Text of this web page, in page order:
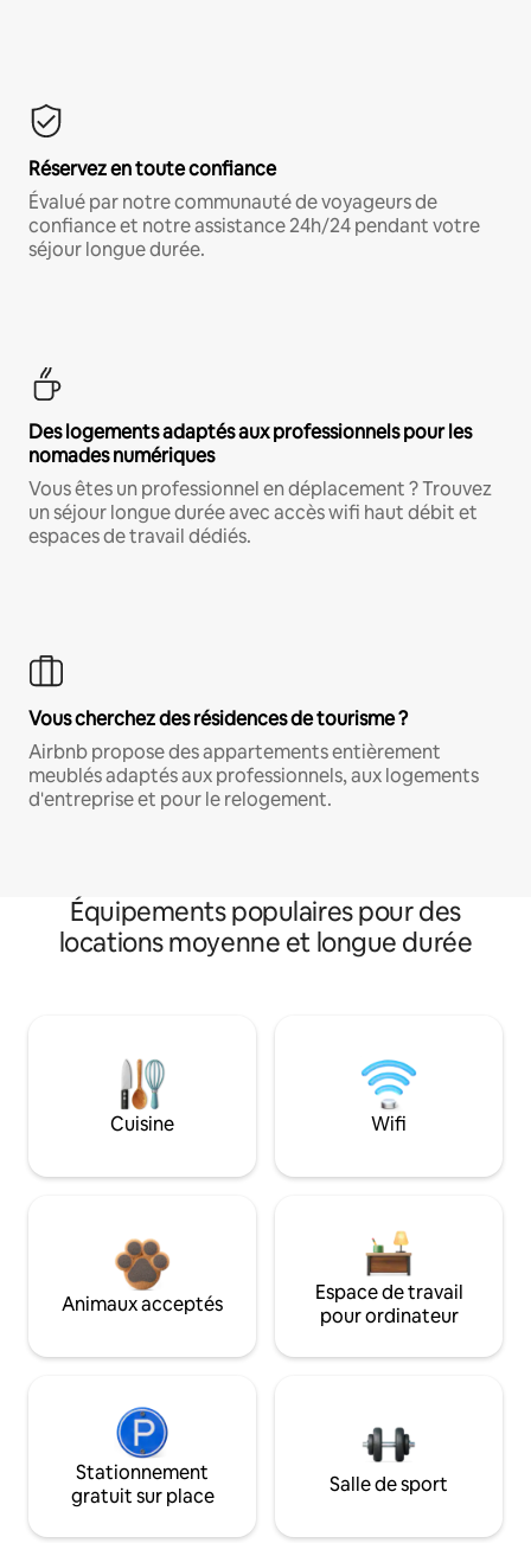
Réservez en toute confiance
Évalué par notre communauté de voyageurs de
confiance et notre assistance 24h/24 pendant votre
séjour longue durée.
Des logements adaptés aux professionnels pour les
nomades numériques
Vous êtes un professionnel en déplacement ? Trouvez
un séjour longue durée avec accès wifi haut débit et
espaces de travail dédiés.
Vous cherchez des résidences de tourisme ?
Airbnb propose des appartements entièrement
meublés adaptés aux professionnels, aux logements
d'entreprise et pour le relogement.
Équipements populaires pour des
locations moyenne et longue durée
Cuisine Wifi
Animaux acceptés
Espace de travail
pour ordinateur
Stationnement
gratuit sur place
Salle de sport